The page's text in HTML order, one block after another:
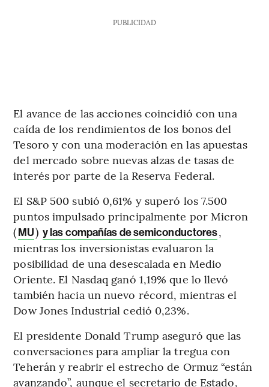
PUBLICIDAD
El avance de las acciones coincidió con una
caída de los rendimientos de los bonos del
Tesoro y con una moderación en las apuestas
del mercado sobre nuevas alzas de tasas de
interés por parte de la Reserva Federal.
El S&P 500 subió 0,61% y superó los 7.500
puntos impulsado principalmente por Micron
(MU) y las compañías de semiconductores,
mientras los inversionistas evaluaron la
posibilidad de una desescalada en Medio
Oriente. El Nasdaq ganó 1,19% que lo llevó
también hacia un nuevo récord, mientras el
Dow Jones Industrial cedió 0,23%.
El presidente Donald Trump aseguró que las
conversaciones para ampliar la tregua con
Teherán y reabrir el estrecho de Ormuz “están
avanzando”, aunque el secretario de Estado,